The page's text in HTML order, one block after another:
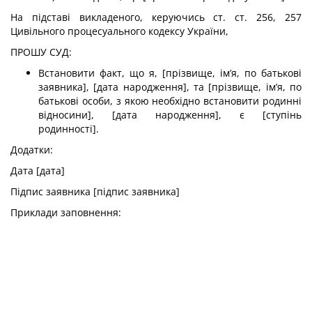
На підставі викладеного, керуючись ст. ст. 256, 257
Цивільного процесуального кодексу України,
ПРОШУ СУД:
Встановити факт, що я, [прізвище, ім’я, по батькові
заявника], [дата народження], та [прізвище, ім’я, по
батькові особи, з якою необхідно встановити родинні
відносини], [дата народження], є [ступінь
родинності].
Додатки:
Дата [дата]
Підпис заявника [підпис заявника]
Приклади заповнення: